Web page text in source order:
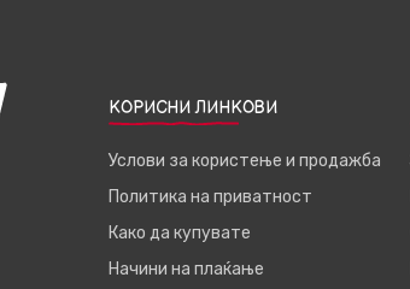
КОРИСНИ ЛИНКОВИ
Услови за користење и продажба
Политика на приватност
Како да купувате
Начини на плаќање